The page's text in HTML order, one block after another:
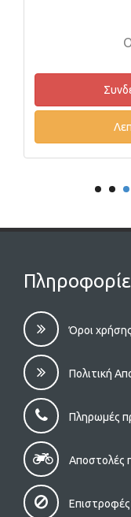
Όροι χρήσης
Πολιτική
Πληρωμές
Αποστολές